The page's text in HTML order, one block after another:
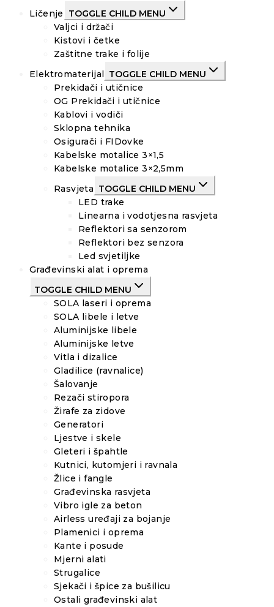
Ličenje
TOGGLE CHILD MENU
Valjci i držači
Kistovi i četke
Zaštitne trake i folije
Elektromaterijal TOGGLE CHILD MENU
Prekidači i utičnice
OG Prekidači i utičnice
Kablovi i vodiči
Sklopna tehnika
Osigurači i FIDovke
Kabelske motalice 3×1,5
Kabelske motalice 3×2,5mm
Rasvjeta TOGGLE CHILD MENU
LED trake
Linearna i vodotjesna rasvjeta
Reflektori sa senzorom
Reflektori bez senzora
Led svjetiljke
Građevinski alat i oprema
TOGGLE CHILD MENU
SOLA laseri i oprema
SOLA libele i letve
Aluminijske libele
Aluminijske letve
Vitla i dizalice
Gladilice (ravnalice)
Šalovanje
Rezači stiropora
Žirafe za zidove
Generatori
Ljestve i skele
Gleteri i špahtle
Kutnici, kutomjeri i ravnala
Žlice i fangle
Građevinska rasvjeta
Vibro igle za beton
Airless uređaji za bojanje
Plamenici i oprema
Kante i posude
Mjerni alati
Strugalice
Sjekači i špice za bušilicu
Ostali građevinski alat